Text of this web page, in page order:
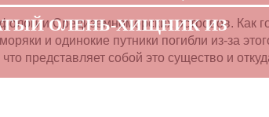
ОЛЕНЬ-ХИЩНИК ИЗ
Средиземноморских островов. Как
и одинокие путники погибли из-за
представляет собой это существо и